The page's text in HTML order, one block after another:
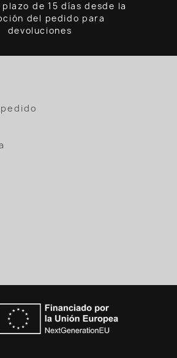
plazo de 15 días desde la
del pedido para
devoluciones